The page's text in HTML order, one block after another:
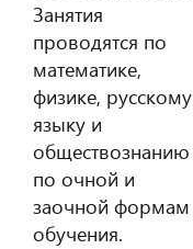
Занятия
проводятся по
математике,
физике, русскому
языку и
обществознанию
по очной и
заочной формам
обучения.